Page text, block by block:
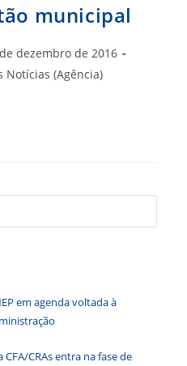
municipal
dezembro de 2016
Notícias (Agência)
a
em agenda voltada à
CRAs entra na fase de